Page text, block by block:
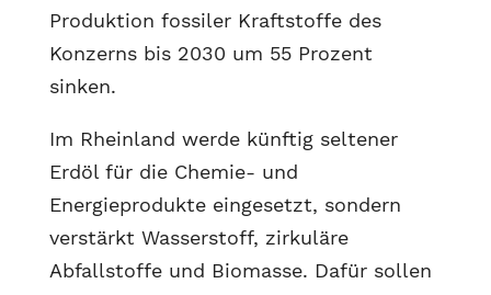
Produktion fossiler Kraftstoffe des
Konzerns bis 2030 um 55 Prozent
sinken.
Im Rheinland werde künftig seltener
Erdöl für die Chemie- und
Energieprodukte eingesetzt, sondern
verstärkt Wasserstoff, zirkuläre
Abfallstoffe und Biomasse. Dafür sollen